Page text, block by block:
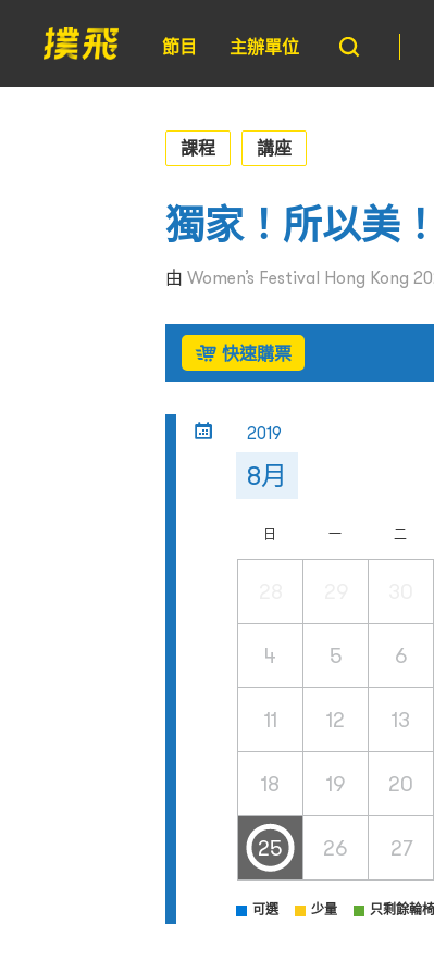
節目 主辦單位
課程 講座
獨家！所以美
由 Women’s Festival Hong Kong
快速購票
2019
8月
日 一 二
4 5 6
11 12 13
18 19 20
25 26 27
可選 少量 只剩餘輪